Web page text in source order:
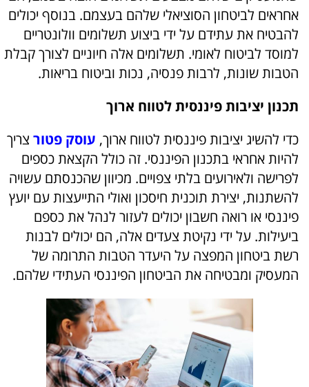
אחראים לביטחון הסוציאלי שלהם בעצמם. בנוסף יכולים
להבטיח את עתידם על ידי ביצוע תשלומים וולונטריים
למוסד לביטוח לאומי. תשלומים אלה חיוניים לצורך קבלת
הטבות שונות, לרבות פנסיה, נכות וביטוח בריאות.
תכנון יציבות פיננסית לטווח ארוך
כדי להשיג יציבות פיננסית לטווח ארוך, עוסק פטור צריך
להיות אחראי בתכנון הפיננסי. זה כולל הקצאת כספים
לפרישה ולאירועים בלתי צפויים. מכיוון שהכנסתם עשויה
להשתנות, יצירת תוכנית חיסכון ואולי התייעצות עם יועץ
פיננסי או רואה חשבון יכולים לעזור לנהל את כספם
ביעילות. על ידי נקיטת צעדים אלה, הם יכולים לבנות
רשת ביטחון המפצה על היעדר הטבות התרומה של
המעסיק ומבטיחה את הביטחון הפיננסי העתידי שלהם.